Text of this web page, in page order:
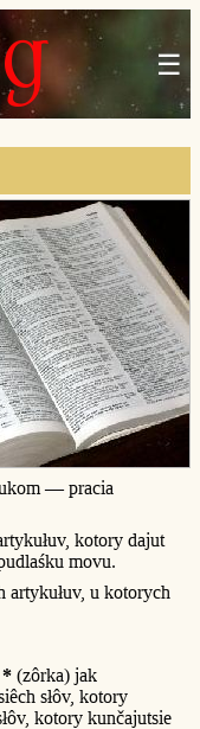
☰
— pracia
kotory dajut
movu.
artykułuv, u kotorych
* (zôrka) jak
słôv, kotory
kotory kunčajutsie